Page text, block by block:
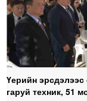
Үерийн эрсдэлээс
гаруй техник, 51